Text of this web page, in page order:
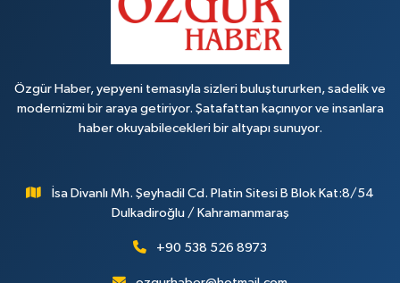
Özgür Haber, yepyeni temasıyla sizleri buluştururken, sadelik ve
modernizmi bir araya getiriyor. Şatafattan kaçınıyor ve insanlara
haber okuyabilecekleri bir altyapı sunuyor.
İsa Divanlı Mh. Şeyhadil Cd. Platin Sitesi B Blok Kat:8/54
Dulkadiroğlu / Kahramanmaraş
+90 538 526 8973